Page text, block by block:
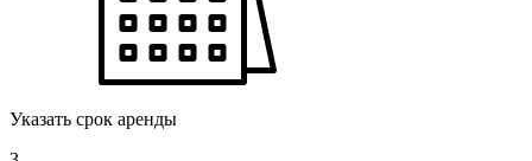
Указать срок аренды